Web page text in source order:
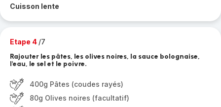
Cuisson lente
Etape 4 /7
Rajouter les pâtes, les olives noires, la sauce bolognaise,
l'eau, le sel et le poivre.
400g Pâtes (coudes rayés)
80g Olives noires (facultatif)